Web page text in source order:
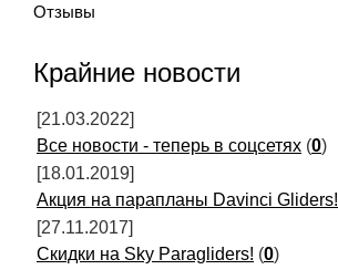
Отзывы
Крайние новости
[21.03.2022]
Все новости - теперь в соцсетях (0)
[18.01.2019]
Акция на парапланы Davinci Gliders!
[27.11.2017]
Скидки на Sky Paragliders! (0)